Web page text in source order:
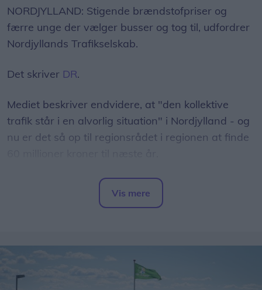
NORDJYLLAND: Stigende brændstofpriser og
færre unge der vælger busser og tog til, udfordrer
Nordjyllands Trafikselskab.
Det skriver DR.
Mediet beskriver endvidere, at "den kollektive
trafik står i en alvorlig situation" i Nordjylland - og
nu er det så op til regionsrådet i regionen at finde
- Det er et svimlende beløb, indleder
regionsrådsmedlem Susanne Flydtkjær, inden hun
- Jeg frygter især, at vi må reducere eller lukke
afgange i landdistrikterne, hvor folk er afhængige
af busserne for at komme på arbejde.
Vis mere